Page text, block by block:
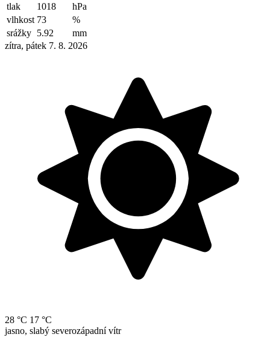
tlak
1018
hPa
vlhkost 73
%
srážky 5.92
mm
zítra, pátek 7. 8. 2026
28 °C 17 °C
jasno, slabý severozápadní vítr